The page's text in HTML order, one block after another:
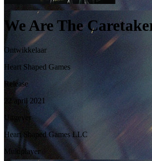
We Are The
Ontwikkelaar
Heart Shaped Games
Release
22 april 2021
Uitgever
Heart Shaped Games LLC
Multiplayer